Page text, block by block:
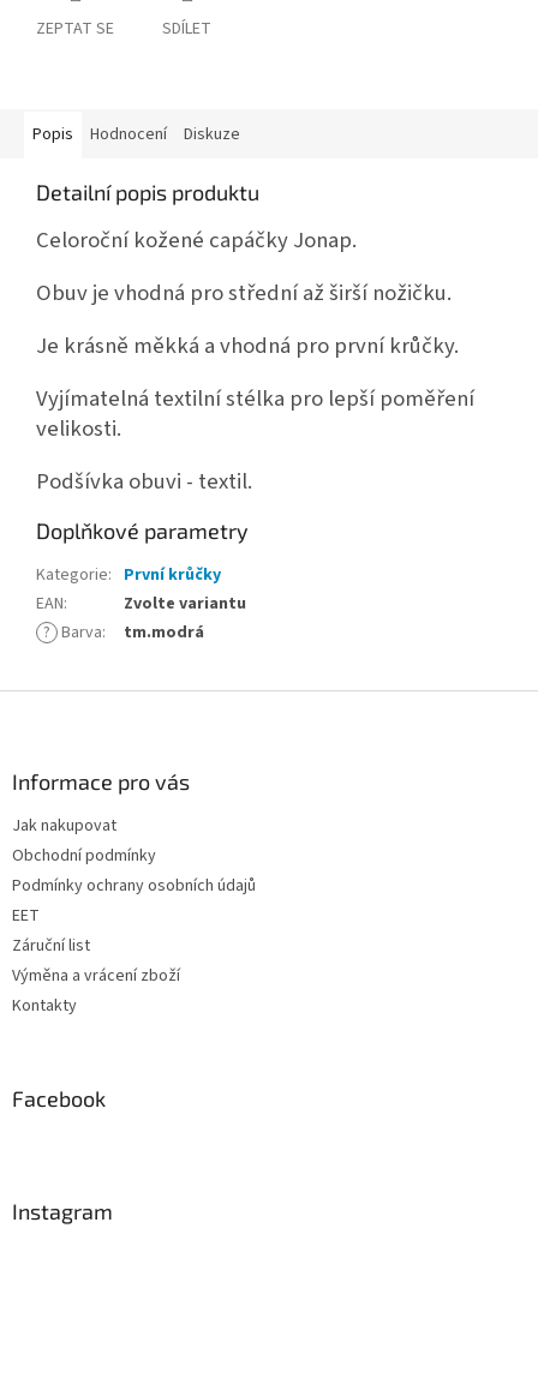
ZEPTAT SE SDÍLET
Popis Hodnocení Diskuze
Detailní popis produktu
Celoroční kožené capáčky Jonap.
Obuv je vhodná pro střední až širší nožičku.
Je krásně měkká a vhodná pro první krůčky.
Vyjímatelná textilní stélka pro lepší poměření
velikosti.
Podšívka obuvi - textil.
Doplňkové parametry
Kategorie: První krůčky
EAN:
Zvolte variantu
? Barva: tm.modrá
Informace pro vás
Jak nakupovat
Obchodní podmínky
Podmínky ochrany osobních údajů
EET
Záruční list
Výměna a vrácení zboží
Kontakty
Facebook
Instagram